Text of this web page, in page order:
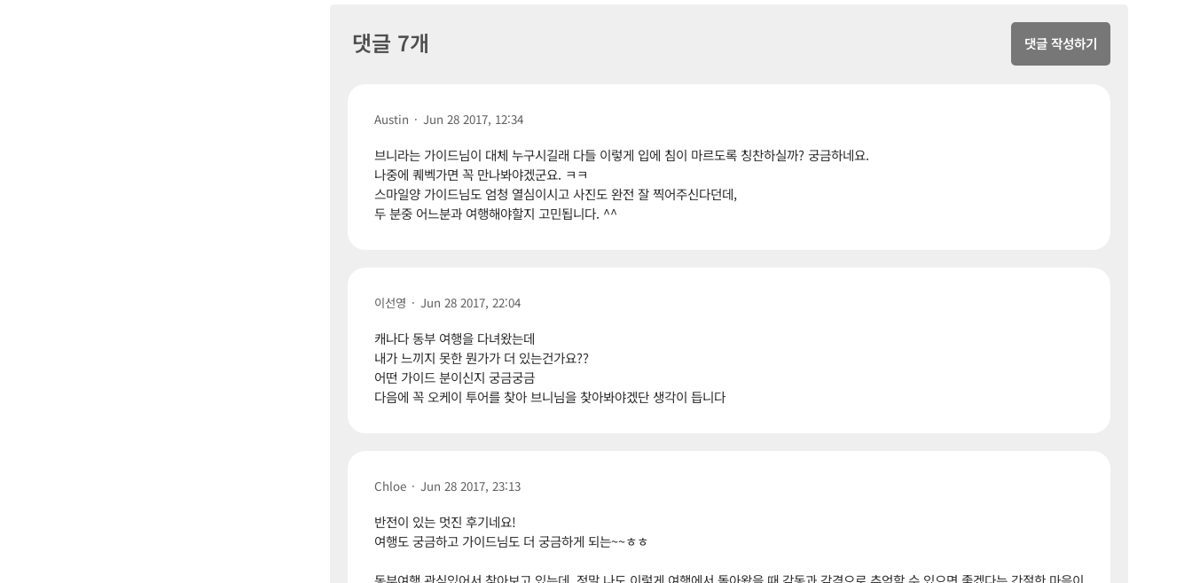
댓글 7개 댓글 작성하기
Austin · Jun 28 2017, 12:34
브니라는 가이드님이 대체 누구시길래 다들 이렇게 입에 침이 마르도록 칭찬하실까? 궁금하네요.
나중에 퀘벡가면 꼭 만나봐야겠군요. ㅋㅋ
스마일양 가이드님도 엄청 열심이시고 사진도 완전 잘 찍어주신다던데,
두 분중 어느분과 여행해야할지 고민됩니다. ^^
이선영 · Jun 28 2017, 22:04
캐나다 동부 여행을 다녀왔는데
내가 느끼지 못한 뭔가가 더 있는건가요??
어떤 가이드 분이신지 궁금궁금
다음에 꼭 오케이 투어를 찾아 브니님을 찾아봐야겠단 생각이 듭니다
Chloe · Jun 28 2017, 23:13
반전이 있는 멋진 후기네요!
여행도 궁금하고 가이드님도 더 궁금하게 되는~~ㅎㅎ